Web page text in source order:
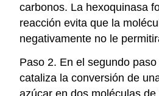
carbonos. La hexoquinasa
reacción evita que la
negativamente no le
Paso 2. En el segundo
cataliza la conversión de
azúcar en dos moléculas